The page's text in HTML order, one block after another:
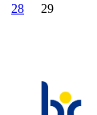
28
29